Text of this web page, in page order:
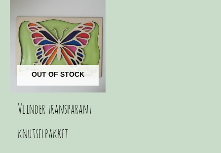
OUT OF STOCK
Vlinder transparant
knutselpakket